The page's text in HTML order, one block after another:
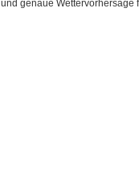
und genaue Wettervorhersage